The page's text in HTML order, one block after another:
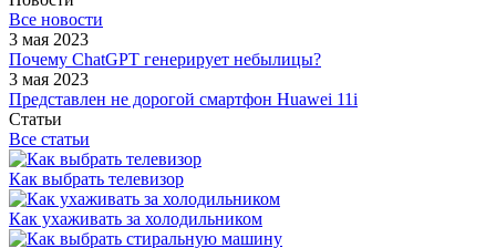
Все новости
3 мая 2023
Почему ChatGPT генерирует небылицы?
3 мая 2023
Представлен не дорогой смартфон Huawei 11i
Статьи
Все статьи
Как выбрать телевизор
Как ухаживать за холодильником